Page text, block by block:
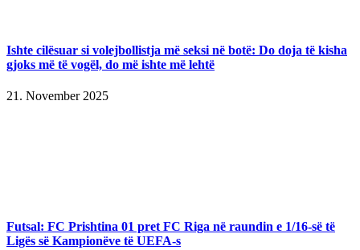
Ishte cilësuar si volejbollistja më seksi në botë: Do doja të kisha
gjoks më të vogël, do më ishte më lehtë
21. November 2025
Futsal: FC Prishtina 01 pret FC Riga në raundin e 1/16-së të
Ligës së Kampionëve të UEFA-s